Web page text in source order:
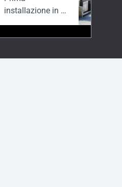
integrate con
principi di
circolarità.
installazione in un
contesto reale:
Biblioteca di